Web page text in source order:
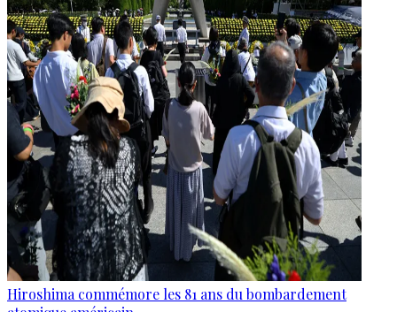
Hiroshima commémore les 81 ans du bombardement